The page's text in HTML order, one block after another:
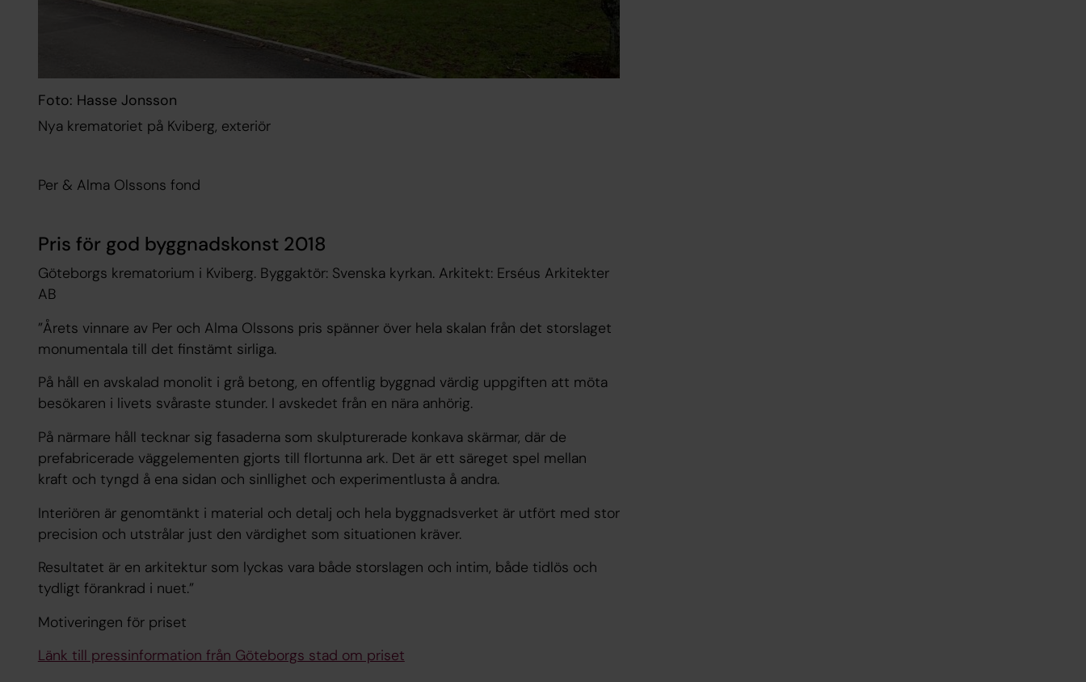
Foto: Hasse Jonsson
Nya krematoriet på Kviberg, exteriör
Per & Alma Olssons fond
Pris för god byggnadskonst 2018
Göteborgs krematorium i Kviberg. Byggaktör: Svenska kyrkan. Arkitekt: Erséus Arkitekter
AB
”Årets vinnare av Per och Alma Olssons pris spänner över hela skalan från det storslaget
monumentala till det finstämt sirliga.
På håll en avskalad monolit i grå betong, en offentlig byggnad värdig uppgiften att möta
besökaren i livets svåraste stunder. I avskedet från en nära anhörig.
På närmare håll tecknar sig fasaderna som skulpturerade konkava skärmar, där de
prefabricerade väggelementen gjorts till flortunna ark. Det är ett säreget spel mellan
kraft och tyngd å ena sidan och sinllighet och experimentlusta å andra.
Interiören är genomtänkt i material och detalj och hela byggnadsverket är utfört med stor
precision och utstrålar just den värdighet som situationen kräver.
Resultatet är en arkitektur som lyckas vara både storslagen och intim, både tidlös och
tydligt förankrad i nuet.”
Motiveringen för priset
Länk till pressinformation från Göteborgs stad om priset